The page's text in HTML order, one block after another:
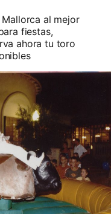
al mejor
fiestas,
ahora tu toro